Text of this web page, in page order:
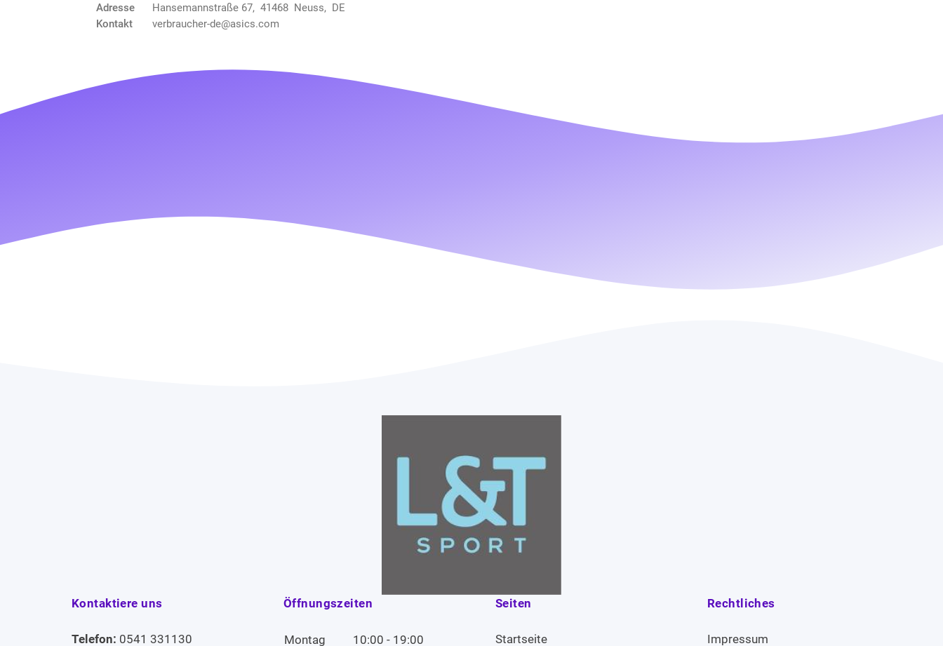
Adresse
Hansemannstraße 67, 41468 Neuss, DE
Kontakt
verbraucher-de@asics.com
Kontaktiere uns
Telefon: 0541 331130
Öffnungszeiten
Montag 10:00 - 19:00
Seiten
Startseite
Rechtliches
Impressum